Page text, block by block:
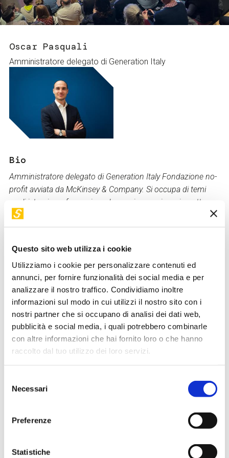
Questo sito web utilizza i cookie
Utilizziamo i cookie per personalizzare contenuti ed
annunci, per fornire funzionalità dei social media e per
analizzare il nostro traffico. Condividiamo inoltre
informazioni sul modo in cui utilizzi il nostro sito con i
nostri partner che si occupano di analisi dei dati web,
pubblicità e social media, i quali potrebbero combinarle
con altre informazioni che hai fornito loro o che hanno
raccolto dal tuo utilizzo dei loro servizi.
delNecessari
Preferenze
Statistiche
Servizi e accessibilità
Contatti
Biglietti
Oscar Pasquali
Amministratore delegato di Generation Italy
Bio
Amministratore delegato di Generation Italy Fondazione no-
profit avviata da McKinsey & Company. Si occupa di temi
quali istruzione, formazione, lavoro, innovazione, impatto
sociale, policy-making e collaborazione tra pubblico e
privato. Oggi in Generation, che ha contribuito a portare e
acquisire competenze e professionalità utili ad entrare nel
mondo del lavoro e di supportare le imprese nell’individuare
personale con la preparazione e la motivazione di cui hanno
bisogno.
Di questi temi si è occupato anche in due governi come
Capo della Segreteria Tecnica del Ministero dell’Istruzione,
dell’Università e della Ricerca, seguendo la Riforma della
Scuola, il Piano Nazionale della Ricerca e il Piano Industria
Economic Forum.
impresa, relazioni internazionali e istituzionali e
of Commerce in Italy, dove ha collaborato con il Governo